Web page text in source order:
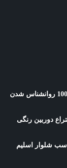
دوربین رنگی
شلوار اسلیم